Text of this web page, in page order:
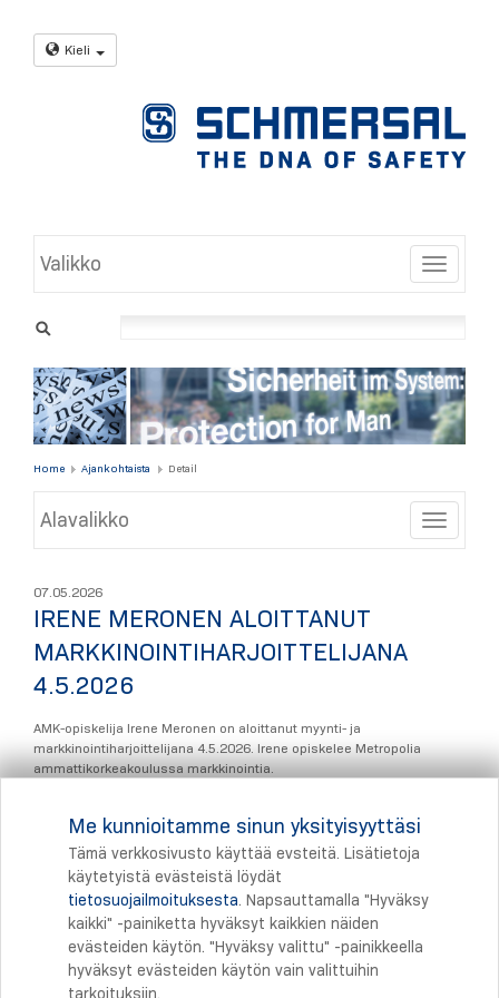
Kieli
Toggle
Valikko
Home Ajankohtaista Detail
Toggle
Alavalikko
07.05.2026
IRENE MERONEN ALOITTANUT
MARKKINOINTIHARJOITTELIJANA
4.5.2026
AMK-opiskelija Irene Meronen on aloittanut myynti- ja
markkinointiharjoittelijana 4.5.2026. Irene opiskelee Metropolia
ammattikorkeakoulussa markkinointia.
Tulostus
Me kunnioitamme sinun yksityisyyttäsi
Tämä verkkosivusto käyttää evsteitä. Lisätietoja
käytetyistä evästeistä löydät
tietosuojailmoituksesta. Napsauttamalla "Hyväksy
kaikki" -painiketta hyväksyt kaikkien näiden
evästeiden käytön. "Hyväksy valittu" -painikkeella
hyväksyt evästeiden käytön vain valittuihin
tarkoituksiin.